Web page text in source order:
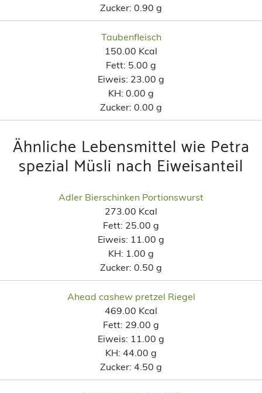
Zucker: 0.90 g
Taubenfleisch
150.00 Kcal
Fett: 5.00 g
Eiweis: 23.00 g
KH: 0.00 g
Zucker: 0.00 g
Ähnliche Lebensmittel wie Petra
spezial Müsli nach Eiweisanteil
Adler Bierschinken Portionswurst
273.00 Kcal
Fett: 25.00 g
Eiweis: 11.00 g
KH: 1.00 g
Zucker: 0.50 g
Ahead cashew pretzel Riegel
469.00 Kcal
Fett: 29.00 g
Eiweis: 11.00 g
KH: 44.00 g
Zucker: 4.50 g